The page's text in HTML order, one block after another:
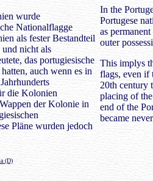
wurde
Nationalflagge
als fester Bestandteil
und nicht als
das portugiesische
auch wenn es in
die Kolonien
der Kolonie in
Pläne wurden jedoch
In the
Portugese
as
outer
This implys
flags, even if
20th century
placing of
end of the
became
(D)